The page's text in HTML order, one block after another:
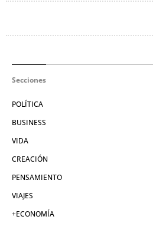
Secciones
POLÍTICA
BUSINESS
VIDA
CREACIÓN
PENSAMIENTO
VIAJES
+ECONOMÍA